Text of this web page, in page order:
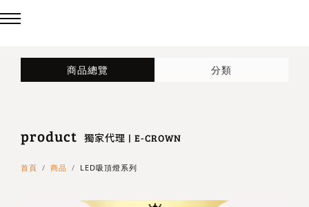
回主選單
台灣製造✨熱銷款✨
回主選單
造型吸頂燈
回主選單
壁燈
商品總覽 分類
product 獨家代理 | E-CROWN
首頁 商品 LED吸頂燈系列